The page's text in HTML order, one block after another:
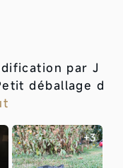
par J
déballage d
+3